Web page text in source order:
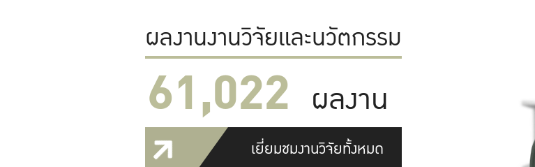
ผลงานงานวิจัยและนวัตกรรม
61,022 ผลงาน
เยี่ยมชมงานวิจัยทั้งหมด